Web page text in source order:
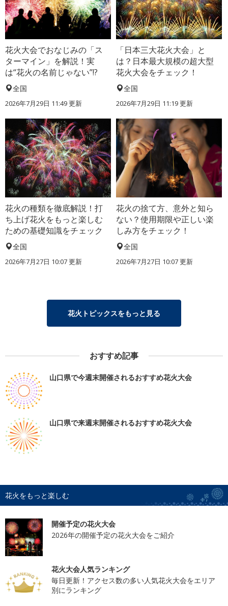
花火大会でおなじみの「ス
ターマイン」を解説！実
は“花火の名前じゃない”!?
全国
2026年7月29日 11:49 更新
「日本三大花火大会」と
は？日本最大規模の超大型
花火大会をチェック！
全国
2026年7月29日 11:19 更新
花火の種類を徹底解説！打
ち上げ花火をもっと楽しむ
ための基礎知識をチェック
全国
2026年7月27日 10:07 更新
花火の捨て方、意外と知ら
ない？使用期限や正しい楽
しみ方をチェック！
全国
2026年7月27日 10:07 更新
花火トピックスをもっと見る
おすすめ記事
山口県で今週末開催されるおすすめ花火大会
山口県で来週末開催されるおすすめ花火大会
花火をもっと楽しむ
開催予定の花火大会
2026年の開催予定の花火大会をご紹介
花火大会人気ランキング
毎日更新！アクセス数の多い人気花火大会をエリア
別にランキング